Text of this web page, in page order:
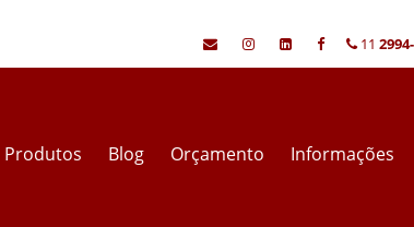
11
Produtos Blog Orçamento Informações